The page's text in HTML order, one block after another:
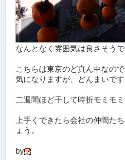
なんとなく雰囲気は良さそうで
こちらは東京のど真ん中なの
気になりますが、どんまいです
二週間ほど干して時折モミモ
上手くできたら会社の仲間た
ょう。
by